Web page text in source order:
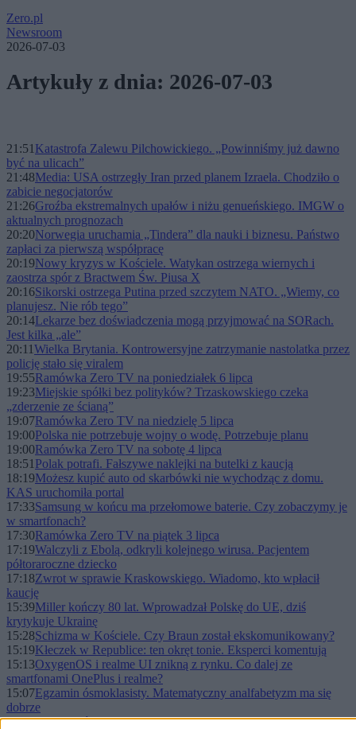
Zero.pl
Newsroom
2026-07-03
Artykuły z dnia: 2026-07-03
21:51 Katastrofa Zalewu Pilchowickiego. „Powinniśmy już dawno
być na ulicach”
21:48Media: USA ostrzegły Iran przed planem Izraela. Chodziło o
zabicie negocjatorów
21:26Groźba ekstremalnych upałów i niżu genueńskiego. IMGW o
aktualnych prognozach
20:20Norwegia uruchamia „Tindera” dla nauki i biznesu. Państwo
zapłaci za pierwszą współpracę
20:19Nowy kryzys w Kościele. Watykan ostrzega wiernych i
zaostrza spór z Bractwem Św. Piusa X
20:16Sikorski ostrzega Putina przed szczytem NATO. „Wiemy, co
planujesz. Nie rób tego”
20:14Lekarze bez doświadczenia mogą przyjmować na SORach.
Jest kilka „ale”
20:11Wielka Brytania. Kontrowersyjne zatrzymanie nastolatka przez
policję stało się viralem
19:55Ramówka Zero TV na poniedziałek 6 lipca
19:23Miejskie spółki bez polityków? Trzaskowskiego czeka
„zderzenie ze ścianą”
19:07Ramówka Zero TV na niedzielę 5 lipca
19:00Polska nie potrzebuje wojny o wodę. Potrzebuje planu
19:00Ramówka Zero TV na sobotę 4 lipca
18:51 Polak potrafi. Fałszywe naklejki na butelki z kaucją
18:19Możesz kupić auto od skarbówki nie wychodząc z domu.
KAS uruchomiła portal
17:33Samsung w końcu ma przełomowe baterie. Czy zobaczymy je
w smartfonach?
17:30Ramówka Zero TV na piątek 3 lipca
17:19Walczyli z Ebolą, odkryli kolejnego wirusa. Pacjentem
półtoraroczne dziecko
17:18Zwrot w sprawie Kraskowskiego. Wiadomo, kto wpłacił
kaucję
15:39Miller kończy 80 lat. Wprowadzał Polskę do UE, dziś
krytykuje Ukrainę
15:28Schizma w Kościele. Czy Braun został ekskomunikowany?
15:19Kłeczek w Republice: ten okręt tonie. Eksperci komentują
15:13OxygenOS i realme UI znikną z rynku. Co dalej ze
smartfonami OnePlus i realme?
15:07Egzamin ósmoklasisty. Matematyczny analfabetyzm ma się
dobrze
15:04Egzamin ósmoklasisty 2026. Tutaj sprawdzisz wyniki